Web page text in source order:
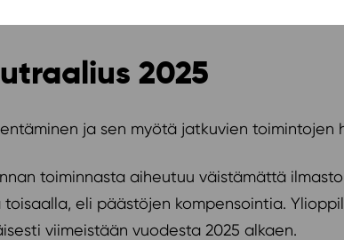
2025
ja sen myötä jatkuvien toimintojen
toiminnasta aiheutuu väistämättä
eli päästöjen kompensointia.
viimeistään vuodesta 2025 alkaen.